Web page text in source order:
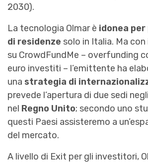
2030).
La tecnologia Olmar è idonea per
di residenze solo in Italia. Ma
su CrowdFundMe – overfunding
euro investiti – l’emittente ha
una strategia di
prevede l’apertura di due sedi negli
nel Regno Unito; secondo uno
questi Paesi assisteremo a
del mercato.
A livello di Exit per gli investitori,